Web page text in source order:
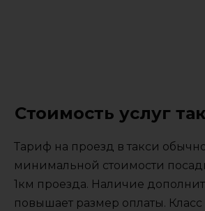
Стоимость услуг
Тариф на проезд в такси
минимальной стоимости
1км проезда. Наличие
повышает размер оплаты.